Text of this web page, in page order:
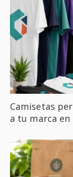
Camisetas
a tu marca